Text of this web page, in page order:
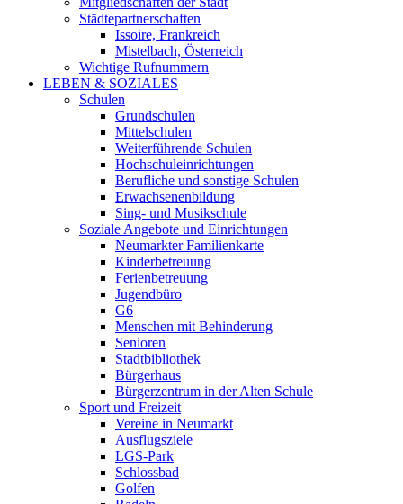
Städtepartnerschaften
Issoire, Frankreich
Mistelbach, Österreich
Wichtige Rufnummern
LEBEN & SOZIALES
Schulen
Grundschulen
Mittelschulen
Weiterführende Schulen
Hochschuleinrichtungen
Berufliche und sonstige Schulen
Erwachsenenbildung
Sing- und Musikschule
Soziale Angebote und Einrichtungen
Neumarkter Familienkarte
Kinderbetreuung
Ferienbetreuung
Jugendbüro
G6
Menschen mit Behinderung
Senioren
Stadtbibliothek
Bürgerhaus
Bürgerzentrum in der Alten Schule
Sport und Freizeit
Vereine in Neumarkt
Ausflugsziele
LGS-Park
Schlossbad
Golfen